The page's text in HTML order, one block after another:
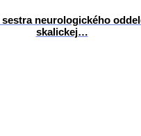
sestra neurologického
skalickej…